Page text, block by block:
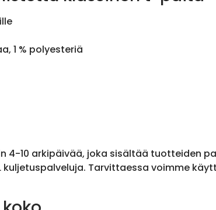
1 % polyesteriä
4-10 arkipäivää, joka sisältää tuotteiden
kuljetuspalveluja. Tarvittaessa voimme